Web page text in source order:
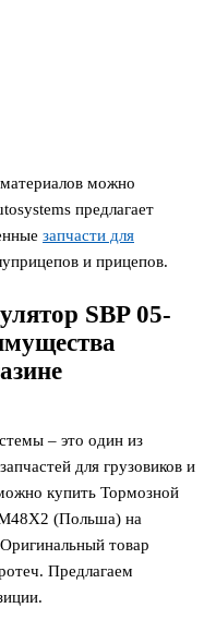
можно
предлагает
запчасти для
и прицепов.
SBP 05-
– это один из
для грузовиков и
купить Тормозной
(Польша) на
товар
Предлагаем